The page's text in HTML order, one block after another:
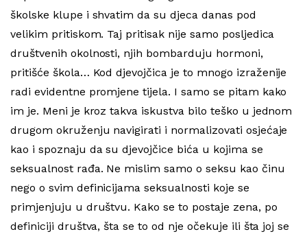
školske klupe i shvatim da su djeca danas pod
velikim pritiskom. Taj pritisak nije samo posljedica
društvenih okolnosti, njih bombarduju hormoni,
pritišće škola… Kod djevojčica je to mnogo izraženije
radi evidentne promjene tijela. I samo se pitam kako
im je. Meni je kroz takva iskustva bilo teško u jednom
drugom okruženju navigirati i normalizovati osjećaje
kao i spoznaju da su djevojčice bića u kojima se
seksualnost rađa. Ne mislim samo o seksu kao činu
nego o svim definicijama seksualnosti koje se
primjenjuju u društvu. Kako se to postaje zena, po
definiciji društva, šta se to od nje očekuje ili šta joj se